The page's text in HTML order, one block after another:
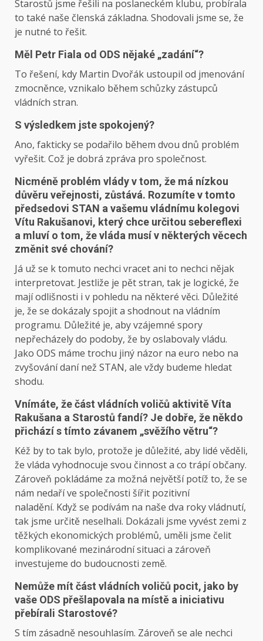
Starostů jsme řešili na poslaneckém klubu, probírala
to také naše členská základna. Shodovali jsme se, že
je nutné to řešit.
Měl Petr Fiala od ODS nějaké „zadání“?
To řešení, kdy Martin Dvořák ustoupil od jmenování
zmocněnce, vznikalo během schůzky zástupců
vládních stran.
S výsledkem jste spokojený?
Ano, fakticky se podařilo během dvou dnů problém
vyřešit. Což je dobrá zpráva pro společnost.
Nicméně problém vlády v tom, že má nízkou
důvěru veřejnosti, zůstává. Rozumíte v tomto
předsedovi STAN a vašemu vládnímu kolegovi
Vítu Rakušanovi, který chce určitou sebereflexi
a mluví o tom, že vláda musí v některých věcech
změnit své chování?
Já už se k tomuto nechci vracet ani to nechci nějak
interpretovat. Jestliže je pět stran, tak je logické, že
mají odlišnosti i v pohledu na některé věci. Důležité
je, že se dokázaly spojit a shodnout na vládním
programu. Důležité je, aby vzájemné spory
nepřecházely do podoby, že by oslabovaly vládu.
Jako ODS máme trochu jiný názor na euro nebo na
zvyšování daní než STAN, ale vždy budeme hledat
shodu.
Vnímáte, že část vládních voličů aktivitě Víta
Rakušana a Starostů fandí? Je dobře, že někdo
přichází s tímto závanem „svěžího větru“?
Kéž by to tak bylo, protože je důležité, aby lidé věděli,
že vláda vyhodnocuje svou činnost a co trápí občany.
Zároveň pokládáme za možná největší potíž to, že se
nám nedaří ve společnosti šířit pozitivní
naladění. Když se podívám na naše dva roky vládnutí,
tak jsme určitě neselhali. Dokázali jsme vyvést zemi z
těžkých ekonomických problémů, uměli jsme čelit
komplikované mezinárodní situaci a zároveň
investujeme do budoucnosti země.
Nemůže mít část vládních voličů pocit, jako by
vaše ODS přešlapovala na místě a iniciativu
přebírali Starostové?
S tím zásadně nesouhlasím. Zároveň se ale nechci